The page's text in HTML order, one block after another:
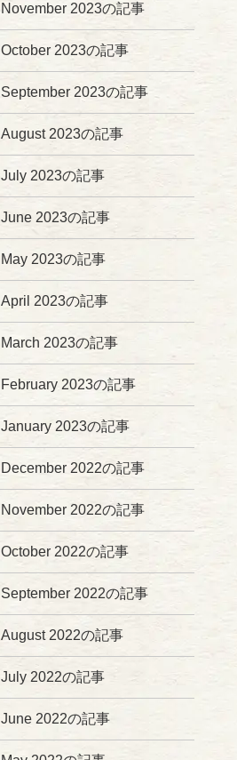
November 2023の記事
October 2023の記事
September 2023の記事
August 2023の記事
July 2023の記事
June 2023の記事
May 2023の記事
April 2023の記事
March 2023の記事
February 2023の記事
January 2023の記事
December 2022の記事
November 2022の記事
October 2022の記事
September 2022の記事
August 2022の記事
July 2022の記事
June 2022の記事